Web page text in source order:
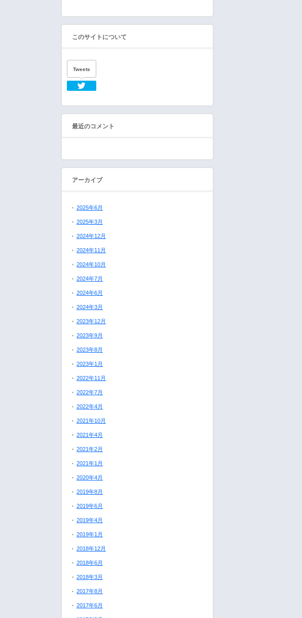
このサイトについて
Tweets
最近のコメント
アーカイブ
2025年6月
2025年3月
2024年12月
2024年11月
2024年10月
2024年7月
2024年6月
2024年3月
2023年12月
2023年9月
2023年8月
2023年1月
2022年11月
2022年7月
2022年4月
2021年10月
2021年4月
2021年2月
2021年1月
2020年4月
2019年8月
2019年6月
2019年4月
2019年1月
2018年12月
2018年6月
2018年3月
2017年8月
2017年6月